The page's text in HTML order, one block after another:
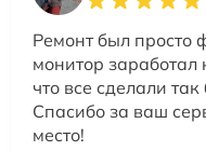
Ремонт был просто
монитор
что все сделали
Спасибо за ваш
место!